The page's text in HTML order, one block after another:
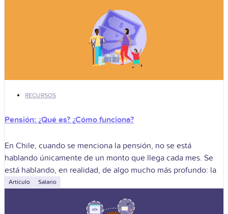
RECURSOS
Pensión: ¿Qué es? ¿Cómo funciona?
En Chile, cuando se menciona la pensión, no se está
hablando únicamente de un monto que llega cada mes. Se
está hablando, en realidad, de algo mucho más profundo: la
Artículo Salario